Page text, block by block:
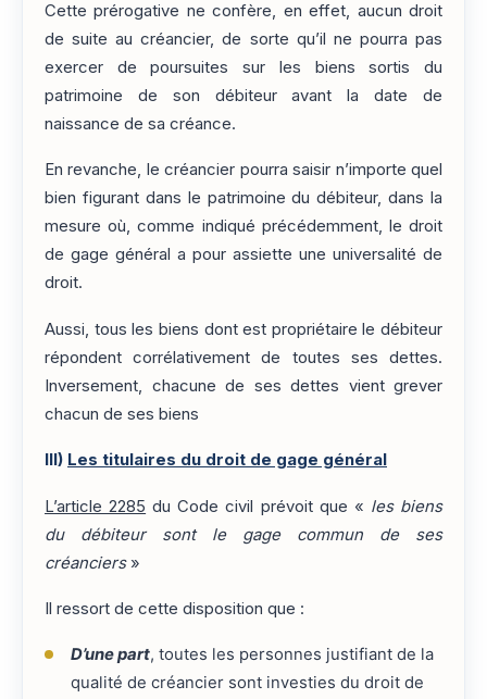
Cette prérogative ne confère, en effet, aucun droit
de suite au créancier, de sorte qu’il ne pourra pas
exercer de poursuites sur les biens sortis du
patrimoine de son débiteur avant la date de
naissance de sa créance.
En revanche, le créancier pourra saisir n’importe quel
bien figurant dans le patrimoine du débiteur, dans la
mesure où, comme indiqué précédemment, le droit
de gage général a pour assiette une universalité de
droit.
Aussi, tous les biens dont est propriétaire le débiteur
répondent corrélativement de toutes ses dettes.
Inversement, chacune de ses dettes vient grever
chacun de ses biens
III) Les titulaires du droit de gage général
L’article 2285 du Code civil prévoit que « les biens
du débiteur sont le gage commun de ses
créanciers»
Il ressort de cette disposition que :
D’une part, toutes les personnes justifiant de la
qualité de créancier sont investies du droit de